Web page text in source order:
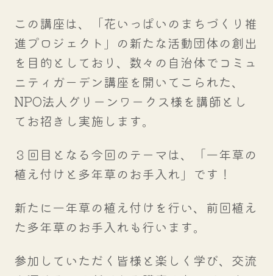
この講座は、「花いっぱいのまちづくり推
進プロジェクト」の新たな活動団体の創出
を目的としており、数々の自治体でコミュ
ニティガーデン講座を開いてこられた、
NPO法人グリーンワークス様を講師とし
てお招きし実施します。
３回目となる今回のテーマは、「一年草の
植え付けと多年草のお手入れ」です！
新たに一年草の植え付けを行い、前回植え
た多年草のお手入れも行います。
参加していただく皆様と楽しく学び、交流